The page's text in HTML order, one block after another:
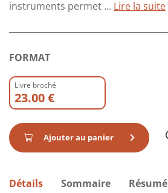
instruments permet ... Lire la suite
FORMAT
Livre broché
23.00 €
Ajouter au panier
Détails Sommaire Résumé